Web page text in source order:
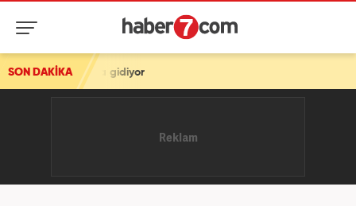
SON DAKİKA
gidiyor